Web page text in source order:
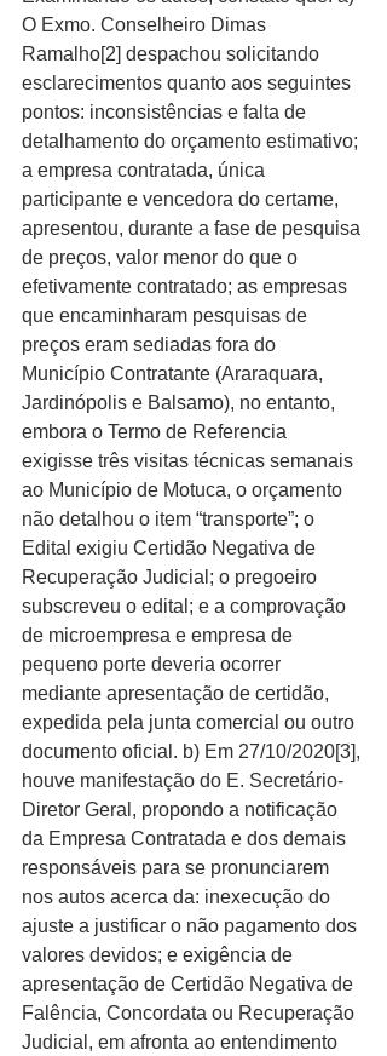
O Exmo. Conselheiro Dimas
Ramalho[2] despachou solicitando
esclarecimentos quanto aos seguintes
pontos: inconsistências e falta de
detalhamento do orçamento estimativo;
a empresa contratada, única
participante e vencedora do certame,
apresentou, durante a fase de pesquisa
de preços, valor menor do que o
efetivamente contratado; as empresas
que encaminharam pesquisas de
preços eram sediadas fora do
Município Contratante (Araraquara,
Jardinópolis e Balsamo), no entanto,
embora o Termo de Referencia
exigisse três visitas técnicas semanais
ao Município de Motuca, o orçamento
não detalhou o item “transporte”; o
Edital exigiu Certidão Negativa de
Recuperação Judicial; o pregoeiro
subscreveu o edital; e a comprovação
de microempresa e empresa de
pequeno porte deveria ocorrer
mediante apresentação de certidão,
expedida pela junta comercial ou outro
documento oficial. b) Em 27/10/2020[3],
houve manifestação do E. Secretário-
Diretor Geral, propondo a notificação
da Empresa Contratada e dos demais
responsáveis para se pronunciarem
nos autos acerca da: inexecução do
ajuste a justificar o não pagamento dos
valores devidos; e exigência de
apresentação de Certidão Negativa de
Falência, Concordata ou Recuperação
Judicial, em afronta ao entendimento